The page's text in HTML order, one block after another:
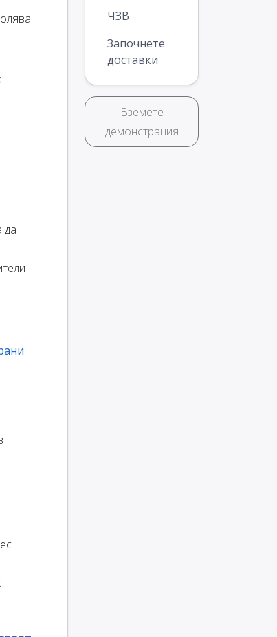
да
ЧЗВ
Започнете
доставки
Вземете
демонстрация